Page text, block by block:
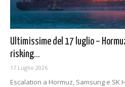
Ultimissime del 17 luglio –
risking...
17 Luglio 2026
Escalation a Hormuz, Samsung e